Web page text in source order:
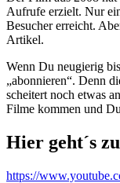
Aufrufe erzielt. Nur
Besucher erreicht.
Artikel.
Wenn Du neugierig
„abonnieren“. Denn
scheitert noch etwas
Filme kommen und
Hier geht´s
https://